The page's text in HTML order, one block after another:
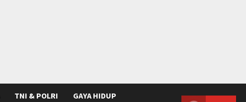
TNI & POLRI GAYA HIDUP